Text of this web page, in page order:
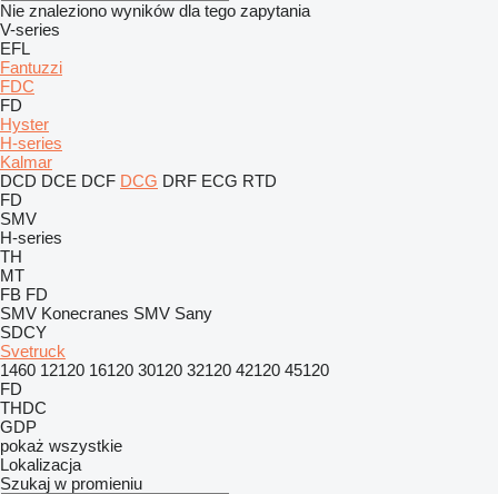
Nie znaleziono wyników dla tego zapytania
V-series
EFL
Fantuzzi
FDC
FD
Hyster
H-series
Kalmar
DCD DCE DCF DCG DRF ECG RTD
FD
SMV
H-series
TH
MT
FB FD
SMV Konecranes SMV Sany
SDCY
Svetruck
1460 12120 16120 30120 32120 42120 45120
FD
THDC
GDP
pokaż wszystkie
Lokalizacja
Szukaj w promieniu